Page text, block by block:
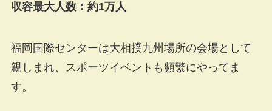
収容最大人数：約1万人
福岡国際センターは大相撲九州場所の会場として
親しまれ、スポーツイベントも頻繁にやってま
す。